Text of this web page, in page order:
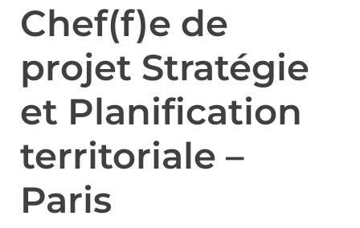
Chef(f)e de
projet Stratégie
et Planification
territoriale –
Paris